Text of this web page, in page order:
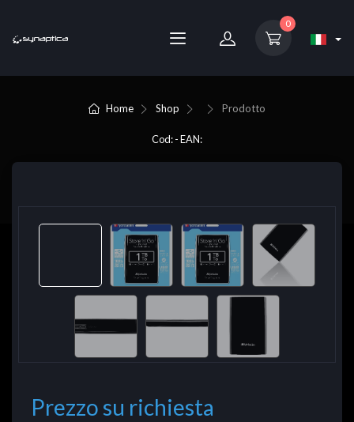
0
Home Shop Prodotto
Cod: - EAN:
Prezzo su richiesta